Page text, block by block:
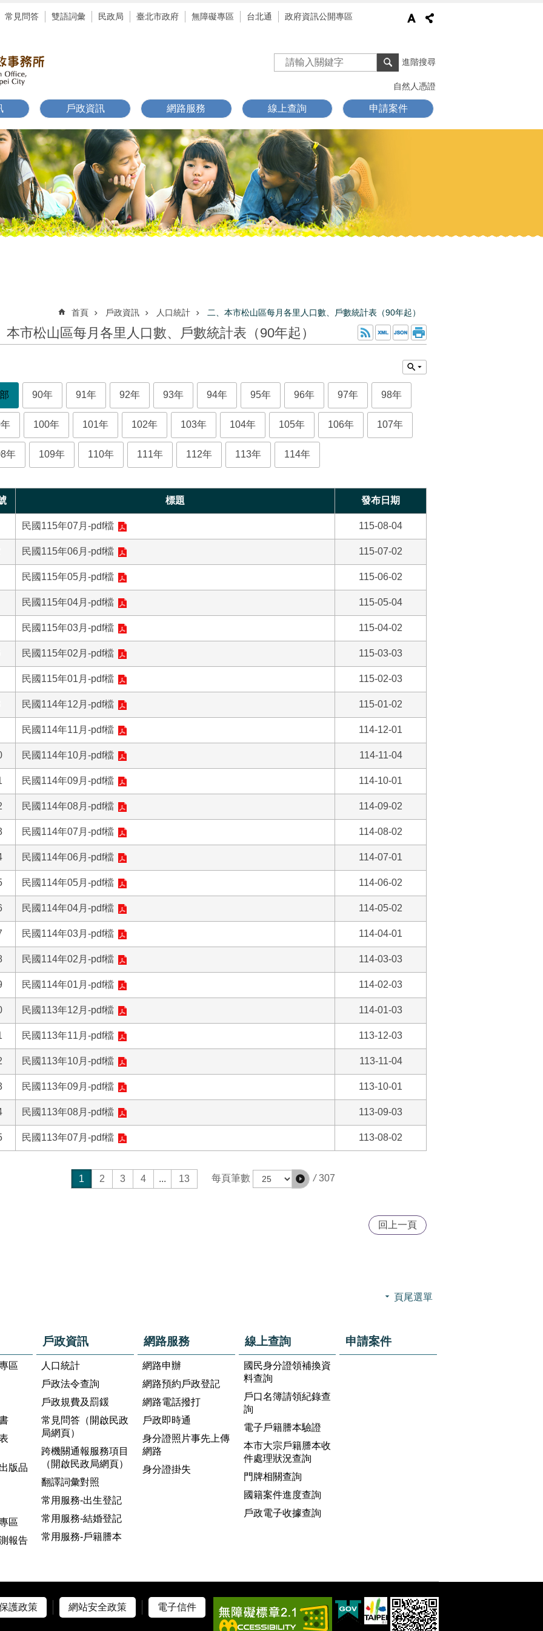
常見問答 雙語詞彙 民政局 臺北市政府 無障礙專區 台北通
政府資訊公開專區
進階搜尋
自然人憑證
戶政資訊 網路服務 線上查詢 申請案件
首頁 戶政資訊 人口統計 二、本市松山區每月各里人口數、戶數統計表（90年起）
本市松山區每月各里人口數、戶數統計表（90年起）
90年 91年 92年 93年 94年 95年 96年 97年 98年
100年 101年 102年 103年 104年 105年 106年 107年
年 109年 110年 111年 112年 113年 114年
標題 發布日期
民國115年07月-pdf檔 115-08-04
民國115年06月-pdf檔 115-07-02
民國115年05月-pdf檔 115-06-02
民國115年04月-pdf檔 115-05-04
民國115年03月-pdf檔 115-04-02
民國115年02月-pdf檔 115-03-03
民國115年01月-pdf檔 115-02-03
民國114年12月-pdf檔 115-01-02
民國114年11月-pdf檔 114-12-01
民國114年10月-pdf檔 114-11-04
民國114年09月-pdf檔 114-10-01
民國114年08月-pdf檔 114-09-02
民國114年07月-pdf檔 114-08-02
民國114年06月-pdf檔 114-07-01
民國114年05月-pdf檔 114-06-02
民國114年04月-pdf檔 114-05-02
民國114年03月-pdf檔 114-04-01
民國114年02月-pdf檔 114-03-03
民國114年01月-pdf檔 114-02-03
民國113年12月-pdf檔 114-01-03
民國113年11月-pdf檔 113-12-03
民國113年10月-pdf檔 113-11-04
民國113年09月-pdf檔 113-10-01
民國113年08月-pdf檔 113-09-03
民國113年07月-pdf檔 113-08-02
1 2 3 4 ... 13 每頁筆數 / 307
回上一頁
頁尾選單
區
版品
區
報告
戶政資訊
人口統計
戶政法令查詢
戶政規費及罰鍰
常見問答（開啟民政
局網頁）
跨機關通報服務項目
（開啟民政局網頁）
翻譯詞彙對照
常用服務-出生登記
常用服務-結婚登記
常用服務-戶籍謄本
網路服務
網路申辦
網路預約戶政登記
網路電話撥打
戶政即時通
身分證照片事先上傳
網路
身分證掛失
線上查詢
國民身分證領補換資
料查詢
戶口名簿請領紀錄查
詢
電子戶籍謄本驗證
本市大宗戶籍謄本收
件處理狀況查詢
門牌相關查詢
國籍案件進度查詢
戶政電子收據查詢
申請案件
護政策 網站安全政策 電子信件